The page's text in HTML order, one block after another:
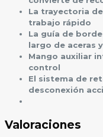
La trayectoria
trabajo rápido
La guía de
largo de aceras
Mango auxiliar
control
El sistema de
desconexión
Valoraciones